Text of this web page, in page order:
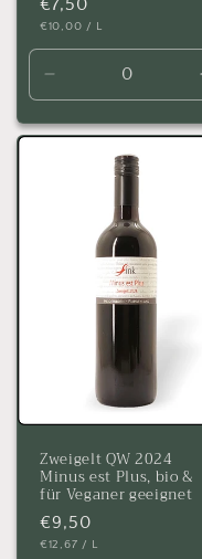
Normaler
Preis
€7,50
GRUNDPREIS
€10,00 / PRO
L
Verringere
die
Menge
Zweigelt QW 2024
Minus est Plus, bio &
für Veganer geeignet
Normaler
Preis
€9,50
GRUNDPREIS
€12,67 / PRO
L